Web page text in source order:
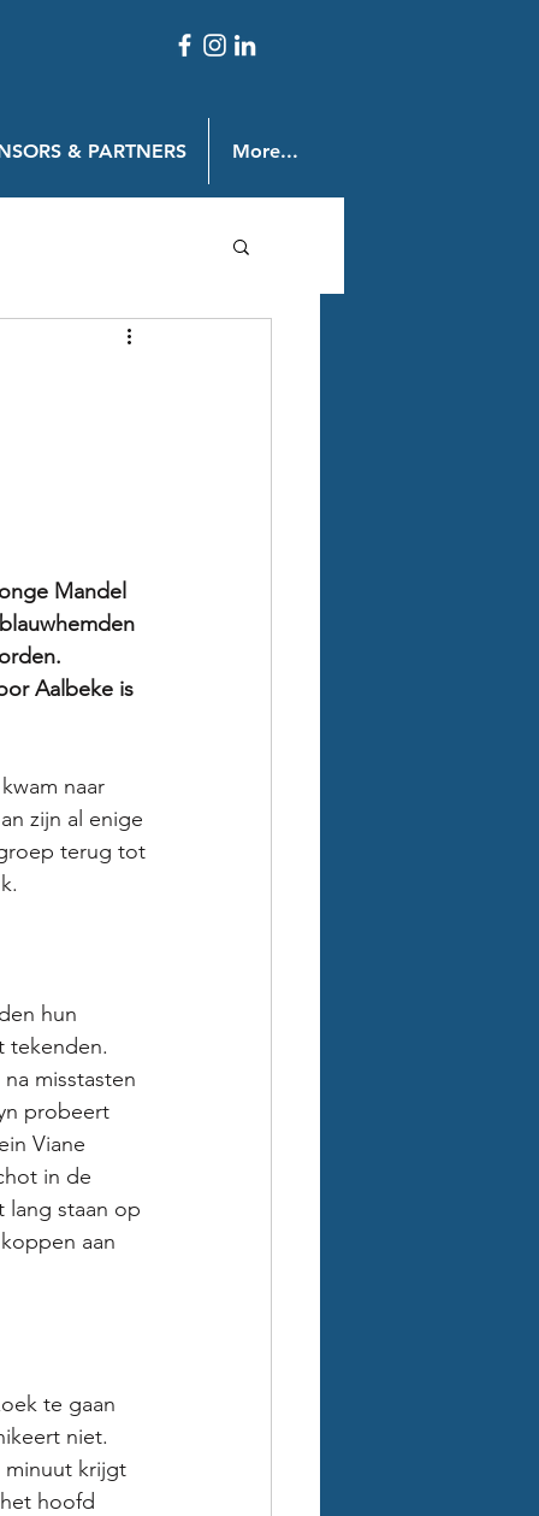
& PARTNERS More...
Mandel
Aalbeke is
naar
zijn al enige
terug tot
hun
tekenden.
misstasten
probeert
Viane
in de
staan op
aan
te gaan
niet.
minuut krijgt
hoofd